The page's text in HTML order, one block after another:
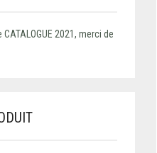
2021, merci de